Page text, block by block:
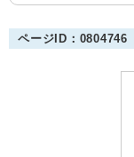
ページID：0804746